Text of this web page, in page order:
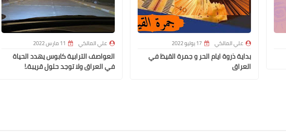
علي المالكي 17 يوليو 2022
بداية ذروة ايام الحر و جمرة القيظ في
العراق
علي المالكي 11 مارس 2022
العواصف الترابية كابوس يهدد الحياة
في العراق ولا توجد حلول قريبة.!
علي المالكي
18 أبريل 2021